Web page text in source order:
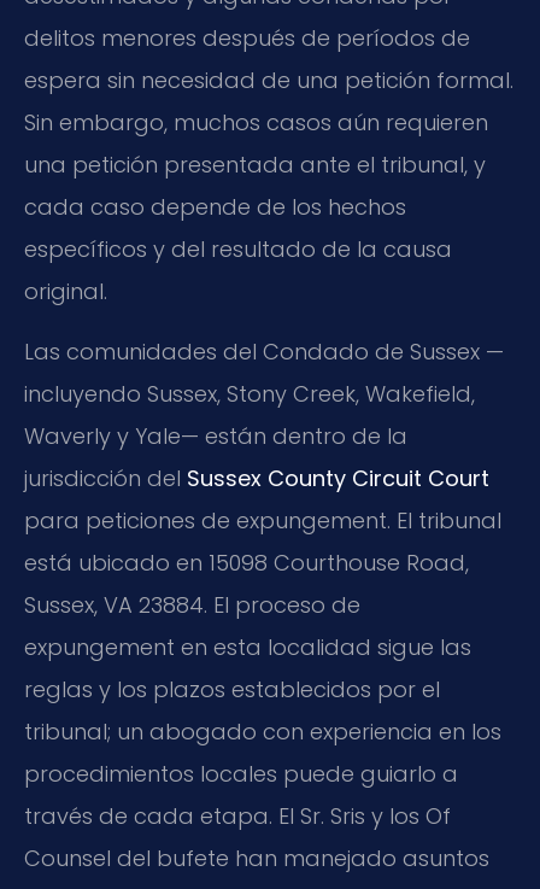
delitos menores después de períodos de
espera sin necesidad de una petición formal.
Sin embargo, muchos casos aún requieren
una petición presentada ante el tribunal, y
cada caso depende de los hechos
específicos y del resultado de la causa
original.
Las comunidades del Condado de Sussex —
incluyendo Sussex, Stony Creek, Wakefield,
Waverly y Yale— están dentro de la
jurisdicción del Sussex County Circuit Court
para peticiones de expungement. El tribunal
está ubicado en 15098 Courthouse Road,
Sussex, VA 23884. El proceso de
expungement en esta localidad sigue las
reglas y los plazos establecidos por el
tribunal; un abogado con experiencia en los
procedimientos locales puede guiarlo a
través de cada etapa. El Sr. Sris y los Of
Counsel del bufete han manejado asuntos